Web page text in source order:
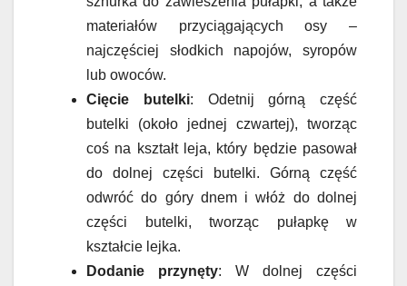
materiałów przyciągających osy –
najczęściej słodkich napojów, syropów
lub owoców.
Cięcie butelki: Odetnij górną część
butelki (około jednej czwartej), tworząc
coś na kształt leja, który będzie pasował
do dolnej części butelki. Górną część
odwróć do góry dnem i włóż do dolnej
części butelki, tworząc pułapkę w
kształcie lejka.
Dodanie przynęty: W dolnej części